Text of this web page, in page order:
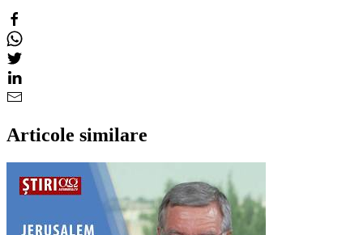
Articole similare